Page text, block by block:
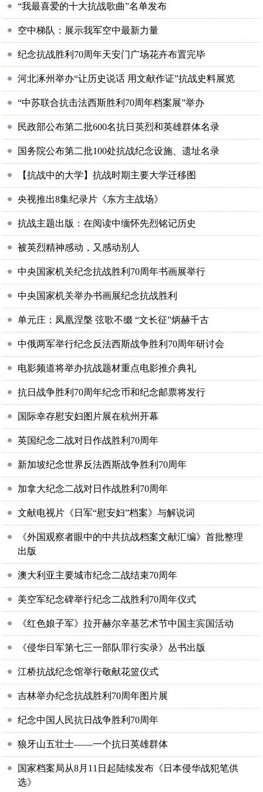
“我最喜爱的十大抗战歌曲”名单发布
空中梯队：展示我军空中最新力量
纪念抗战胜利70周年天安门广场花卉布置完毕
河北涿州举办“让历史说话 用文献作证”抗战史料展览
“中苏联合抗击法西斯胜利70周年档案展”举办
民政部公布第二批600名抗日英烈和英雄群体名录
国务院公布第二批100处抗战纪念设施、遗址名录
【抗战中的大学】抗战时期主要大学迁移图
央视推出8集纪录片《东方主战场》
抗战主题出版：在阅读中缅怀先烈铭记历史
被英烈精神感动，又感动别人
中央国家机关纪念抗战胜利70周年书画展举行
中央国家机关举办书画展纪念抗战胜利
单元庄：凤凰涅槃 弦歌不缀 “文长征”炳赫千古
中俄两军举行纪念反法西斯战争胜利70周年研讨会
电影频道将举办抗战题材重点电影推介典礼
抗日战争胜利70周年纪念币和纪念邮票将发行
国际幸存慰安妇图片展在杭州开幕
英国纪念二战对日作战胜利70周年
新加坡纪念世界反法西斯战争胜利70周年
加拿大纪念二战对日作战胜利70周年
文献电视片《日军“慰安妇”档案》与解说词
《外国观察者眼中的中共抗战档案文献汇编》首批整理
出版
澳大利亚主要城市纪念二战结束70周年
美空军纪念碑举行纪念二战胜利70周年仪式
《红色娘子军》拉开赫尔辛基艺术节中国主宾国活动
《侵华日军第七三一部队罪行实录》丛书出版
江桥抗战纪念馆举行敬献花篮仪式
吉林举办纪念抗战胜利70周年图片展
纪念中国人民抗日战争胜利70周年
狼牙山五壮士——一个抗日英雄群体
国家档案局从8月11日起陆续发布《日本侵华战犯笔供
选》